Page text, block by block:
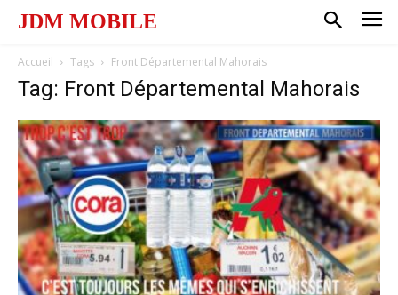
JDM MOBILE
Accueil Tags Front Départemental Mahorais
Tag: Front Départemental Mahorais